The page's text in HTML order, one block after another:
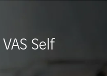
Self